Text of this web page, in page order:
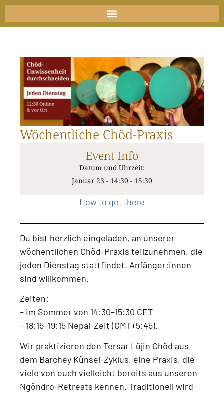
Zum
Inhalt
Wöchentliche Chöd-Praxis
Event Info
Datum und Uhrzeit:
Januar 23 - 14:30 - 15:30
How to get there
Du bist herzlich eingeladen, an unserer
wöchentlichen Chöd-Praxis teilzunehmen, die
jeden Dienstag stattfindet. Anfänger:innen
sind willkommen.
Zeiten:
– im Sommer von 14:30–15:30 CET
– 18:15–19:15 Nepal-Zeit (GMT+5:45).
Wir praktizieren den Tersar Lüjin Chöd aus
dem Barchey Künsel-Zyklus, eine Praxis, die
viele von euch vielleicht bereits aus unseren
Ngöndro-Retreats kennen. Traditionell wird